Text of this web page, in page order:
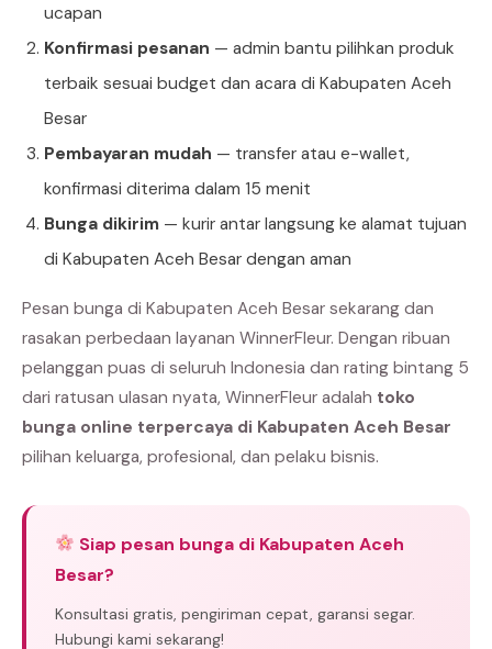
ucapan
Konfirmasi pesanan — admin bantu pilihkan produk
terbaik sesuai budget dan acara di Kabupaten Aceh
Besar
Pembayaran mudah — transfer atau e-wallet,
konfirmasi diterima dalam 15 menit
Bunga dikirim — kurir antar langsung ke alamat tujuan
di Kabupaten Aceh Besar dengan aman
Pesan bunga di Kabupaten Aceh Besar sekarang dan
rasakan perbedaan layanan WinnerFleur. Dengan ribuan
pelanggan puas di seluruh Indonesia dan rating bintang 5
dari ratusan ulasan nyata, WinnerFleur adalah toko
bunga online terpercaya di Kabupaten Aceh Besar
pilihan keluarga, profesional, dan pelaku bisnis.
Siap pesan bunga di Kabupaten Aceh
Besar?
Konsultasi gratis, pengiriman cepat, garansi segar.
Hubungi kami sekarang!